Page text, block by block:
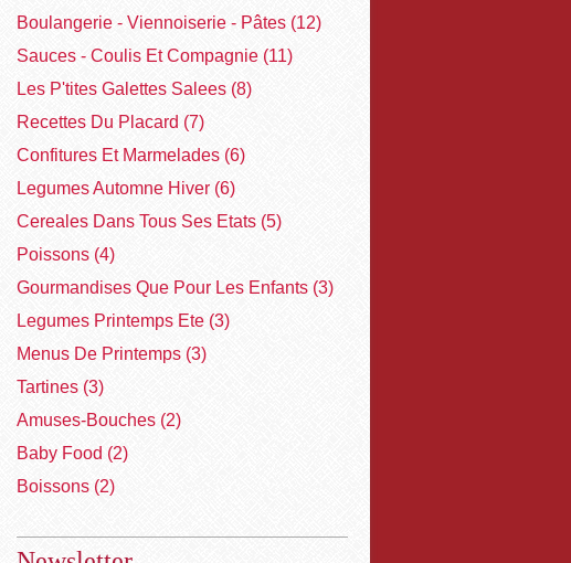
Boulangerie - Viennoiserie - Pâtes (12)
Sauces - Coulis Et Compagnie (11)
Les P'tites Galettes Salees (8)
Recettes Du Placard (7)
Confitures Et Marmelades (6)
Legumes Automne Hiver (6)
Cereales Dans Tous Ses Etats (5)
Poissons (4)
Gourmandises Que Pour Les Enfants (3)
Legumes Printemps Ete (3)
Menus De Printemps (3)
Tartines (3)
Amuses-Bouches (2)
Baby Food (2)
Boissons (2)